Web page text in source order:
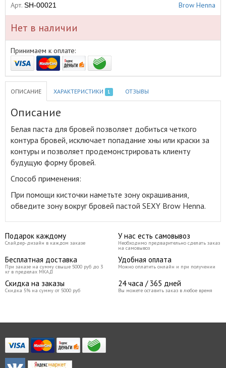
Арт. SH-00021 Brow Henna
Нет в наличии
Принимаем к оплате:
ОПИСАНИЕ ХАРАКТЕРИСТИКИ 1 ОТЗЫВЫ
Описание
Белая паста для бровей позволяет добиться четкого
контура бровей, исключает попадание хны или краски за
контуры и позволяет продемонстрировать клиенту
будущую форму бровей.
Способ применения:
При помощи кисточки наметьте зону окрашивания,
обведите зону вокруг бровей пастой SEXY Brow Henna.
Подарок каждому
Слайдер-дизайн в каждом заказе
У нас есть самовывоз
Необходимо предварительно сделать заказ
на самовывоз
Бесплатная доставка
При заказе на сумму свыше 5000 руб до 3
кг в пределах МКАД
Удобная оплата
Можно оплатить онлайн и при получении
Скидка на заказы
Скидка 5% на сумму от 5000 руб
24 часа / 365 дней
Вы можете оставить заказ в любое время